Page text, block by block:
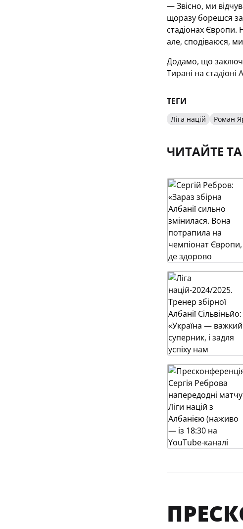
— Звісно, ми
щоразу борешся
стадіонах
але, сподіваюся,
Додамо, що
Тирані на стадіоні
ТЕГИ
Ліга націй Роман
ЧИТАЙТЕ